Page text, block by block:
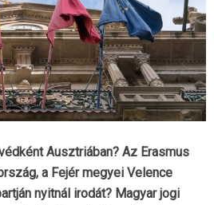
Ausztriában? Az Erasmus
a Fejér megyei Velence
nyitnál irodát? Magyar jogi